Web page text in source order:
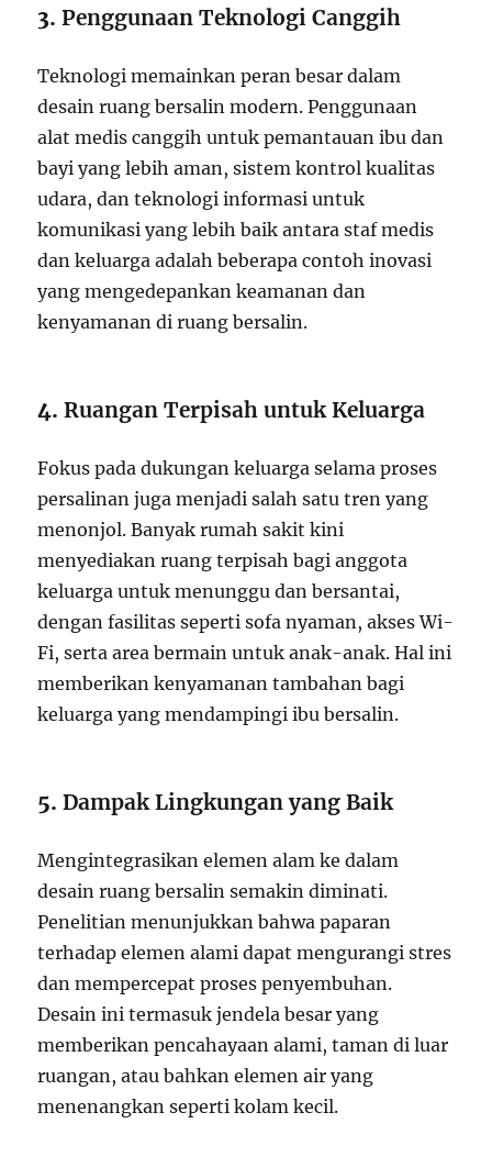
3.Penggunaan Teknologi Canggih
Teknologi memainkan peran besar dalam
desain ruang bersalin modern. Penggunaan
alat medis canggih untuk pemantauan ibu dan
bayi yang lebih aman, sistem kontrol kualitas
udara, dan teknologi informasi untuk
komunikasi yang lebih baik antara staf medis
dan keluarga adalah beberapa contoh inovasi
yang mengedepankan keamanan dan
kenyamanan di ruang bersalin.
4.Ruangan Terpisah untuk Keluarga
Fokus pada dukungan keluarga selama proses
persalinan juga menjadi salah satu tren yang
menonjol. Banyak rumah sakit kini
menyediakan ruang terpisah bagi anggota
keluarga untuk menunggu dan bersantai,
dengan fasilitas seperti sofa nyaman, akses Wi-
Fi, serta area bermain untuk anak-anak. Hal ini
memberikan kenyamanan tambahan bagi
keluarga yang mendampingi ibu bersalin.
5.Dampak Lingkungan yang Baik
Mengintegrasikan elemen alam ke dalam
desain ruang bersalin semakin diminati.
Penelitian menunjukkan bahwa paparan
terhadap elemen alami dapat mengurangi stres
dan mempercepat proses penyembuhan.
Desain ini termasuk jendela besar yang
memberikan pencahayaan alami, taman di luar
ruangan, atau bahkan elemen air yang
menenangkan seperti kolam kecil.